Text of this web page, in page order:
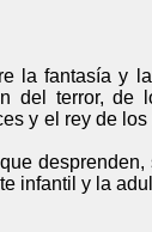
la fantasía y
del terror, de
y el rey de los
infantil y la